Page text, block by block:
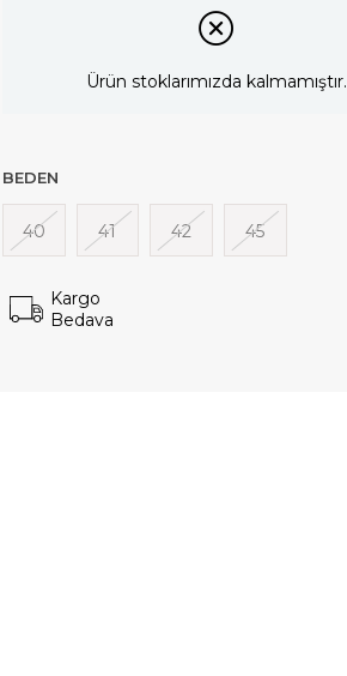
Ürün stoklarımızda kalmamıştır.
BEDEN
40 41 42 45
Kargo
Bedava